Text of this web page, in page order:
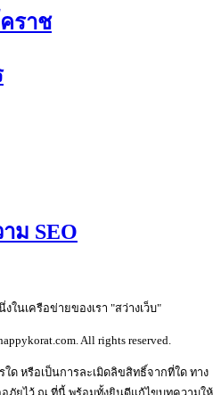
ราช
ม SEO
นเครือข่ายของเรา "สว่างเว็บ"
All rights reserved.
ด หรือเป็นการละเมิดลิขสิทธิ์จากที่ใด ทาง